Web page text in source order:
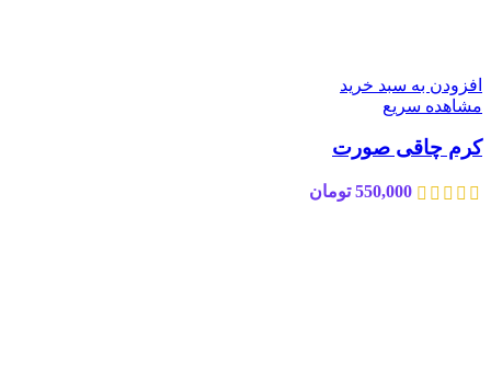
افزودن به سبد خرید
مشاهده سریع
کرم چاقی صورت
550,000 تومان